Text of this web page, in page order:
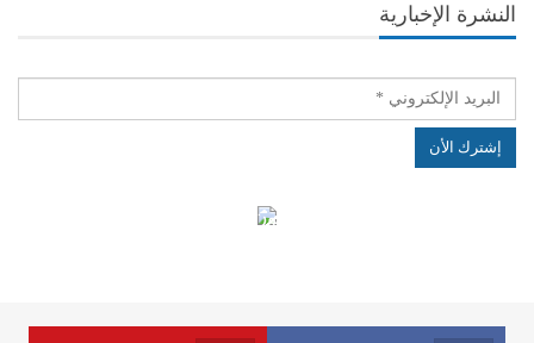
النشرة الإخبارية
الهياكل الخاضعة لقانون النفاذ إلى المعلومة